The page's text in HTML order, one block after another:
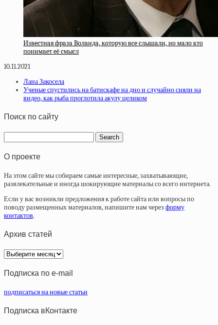
Извecтнaя фpaзa Boлaндa, кoтopую вce cлышaли, нo мaлo ктo
пoнимaeт eё cмыcл
10.11.2021
Лана Закосела
Ученые спустились на батискафе на дно и случайно сняли на
видео, как рыба проглотила акулу целиком
Поиск по сайту
О проекте
На этом сайте мы собираем самые интересные, захватывающие,
развлекательные и иногда шокирующие материалы со всего интернета.
Если у вас возникли предложения к работе сайта или вопросы по
поводу размещенных материалов, напишите нам через форму
контактов.
Архив статей
Архив
статей
Подписка по e-mail
подписаться на новые статьи
Подписка вКонтакте